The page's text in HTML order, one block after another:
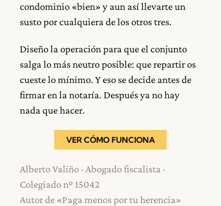
condominio «bien» y aun así llevarte un
susto por cualquiera de los otros tres.
Diseño la operación para que el conjunto
salga lo más neutro posible: que repartir os
cueste lo mínimo. Y eso se decide antes de
firmar en la notaría. Después ya no hay
nada que hacer.
VER CÓMO FUNCIONA
Alberto Valiño · Abogado fiscalista ·
Colegiado nº 15042
Autor de «Paga menos por tu herencia»